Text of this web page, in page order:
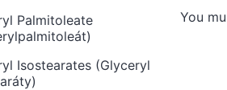
Palmitoleate
Isostearates (Glyceryl
You